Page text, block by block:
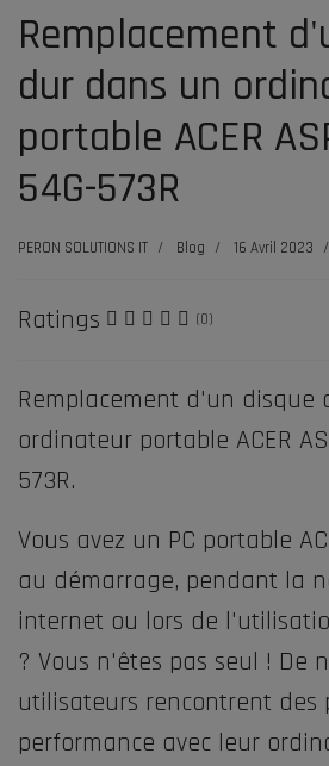
Remplacement
dur dans un
portable ACER
54G-573R
PERON SOLUTIONS IT Blog 16 Avril 2023
Ratings (0)
Remplacement d'un disque
ordinateur portable ACER
573R.
Vous avez un PC portable
au démarrage, pendant la
internet ou lors de
? Vous n'êtes pas seul ! De
utilisateurs rencontrent des
performance avec leur